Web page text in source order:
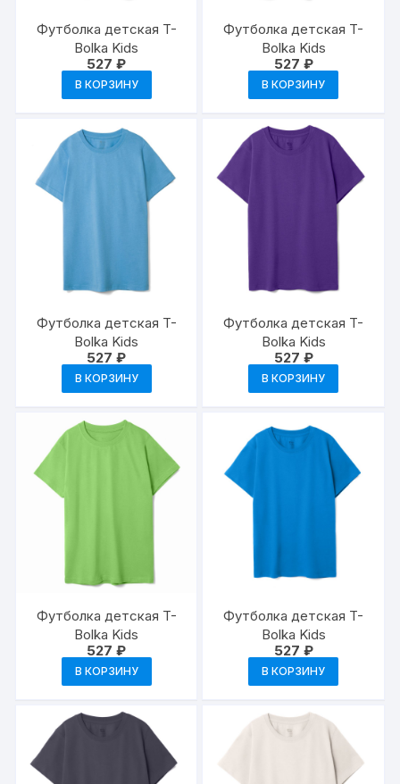
Футболка детская T-
Bolka Kids
527₽
В КОРЗИНУ
Футболка детская T-
Bolka Kids
527 ₽
В КОРЗИНУ
Футболка детская T-
Bolka Kids
527₽
В КОРЗИНУ
Футболка детская T-
Bolka Kids
527 ₽
В КОРЗИНУ
Футболка детская T-
Bolka Kids
527₽
В КОРЗИНУ
Футболка детская T-
Bolka Kids
527 ₽
В КОРЗИНУ